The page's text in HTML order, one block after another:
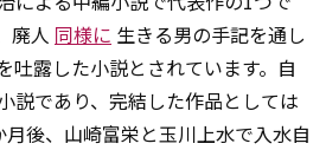
廃人 同様に 生きる男の手記を通し
吐露した小説とされています。自
説であり、完結した作品としては
後、山崎富栄と玉川上水で入水自